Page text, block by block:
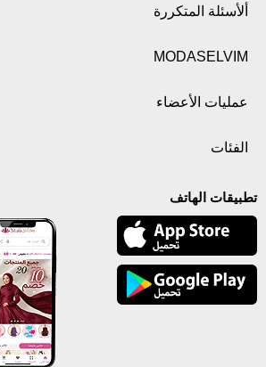
ألأسئلة المتكررة
MODASELVIM
عمليات الأعضاء
الفئات
تطبيقات الهاتف